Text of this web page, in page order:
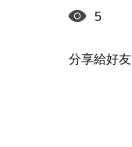
5
分享給好友